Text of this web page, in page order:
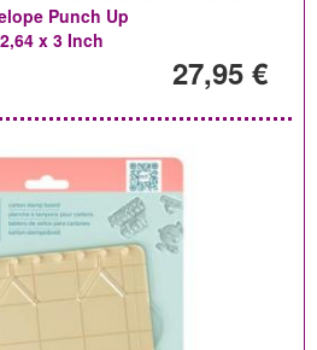
Punch Up
x 3 Inch
27,95 €